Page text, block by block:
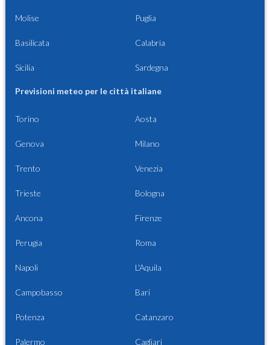
Molise Puglia
Basilicata Calabria
Sicilia Sardegna
Previsioni meteo per le città italiane
Torino Aosta
Genova Milano
Trento Venezia
Trieste Bologna
Ancona Firenze
Perugia Roma
Napoli L'Aquila
Campobasso Bari
Potenza Catanzaro
Palermo Cagliari